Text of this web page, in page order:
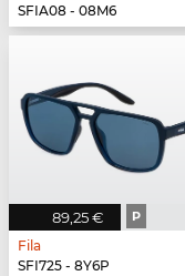
SFIA08 - 08M6
89,25 € P
Fila
SFI725 - 8Y6P